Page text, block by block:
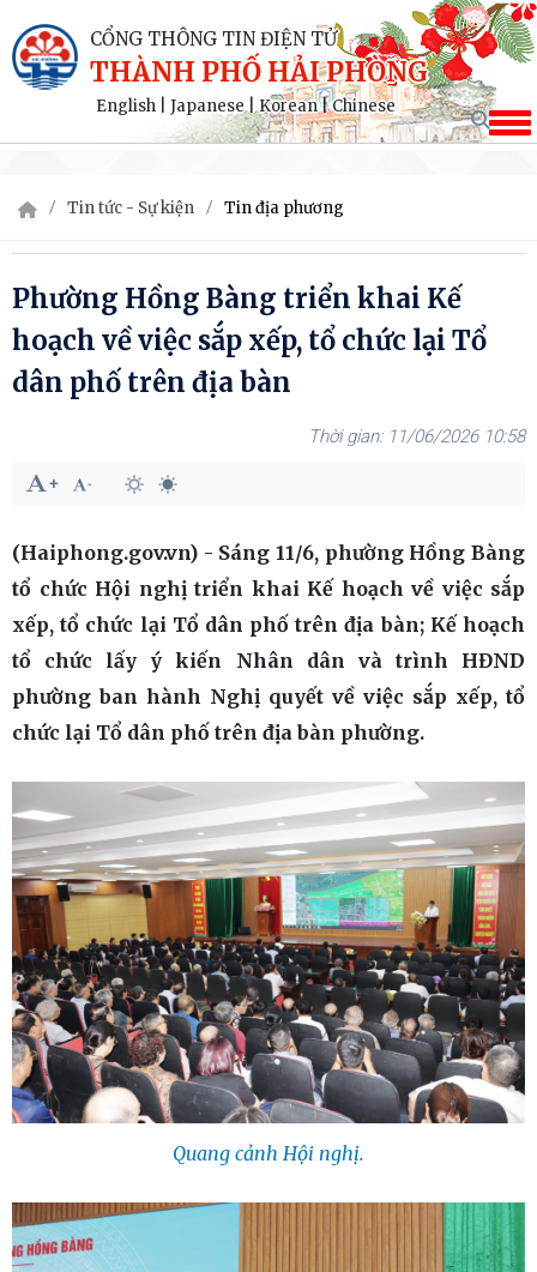
CỔNG THÔNG TIN ĐIỆN TỬ
THÀNH PHỐ HẢI PHÒNG
English Japanese|Korean|Chinese
Tin tức - Sự kiện Tin địa phương
Phường Hồng Bàng triển khai Kế
hoạch về việc sắp xếp, tổ chức lại Tổ
dân phố trên địa bàn
11/06/2026 10:58
(Haiphong.gov.vn) - Sáng 11/6, phường Hồng Bàng
tổ chức Hội nghị triển khai Kế hoạch về việc sắp
xếp, tổ chức lại Tổ dân phố trên địa bàn; Kế hoạch
tổ chức lấy ý kiến Nhân dân và trình HĐND
phường ban hành Nghị quyết về việc sắp xếp, tổ
chức lại Tổ dân phố trên địa bàn phường.
Quang cảnh Hội nghị.